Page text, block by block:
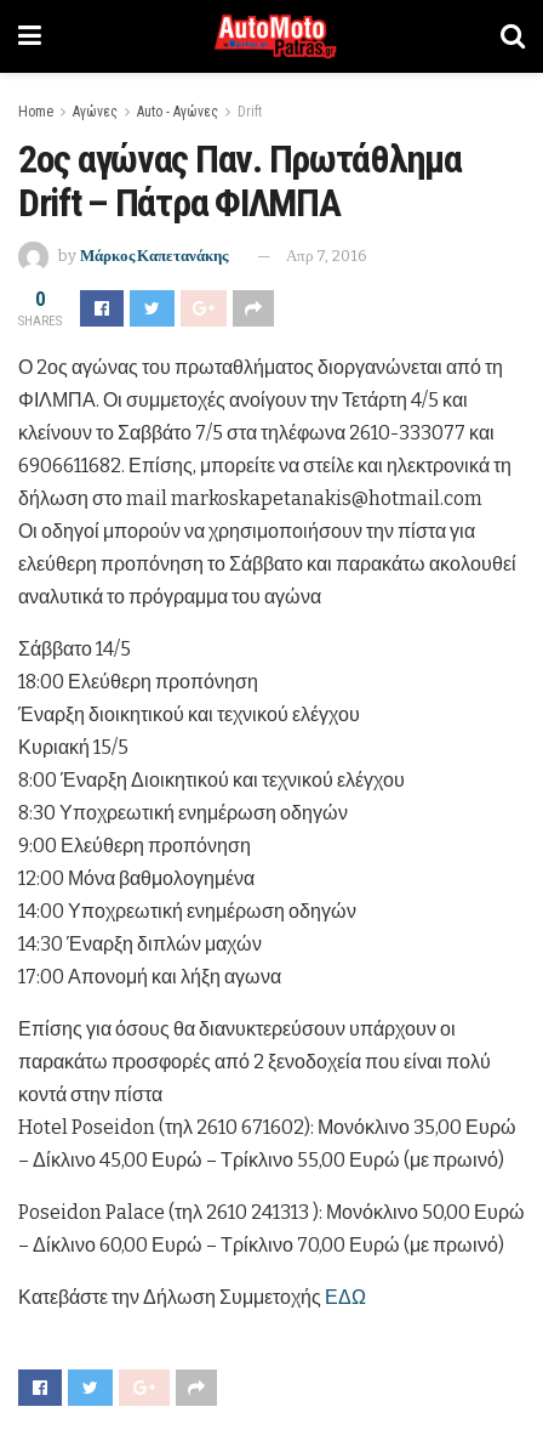
Home Αγώνες Auto - Αγώνες Drift
2ος αγώνας Παν. Πρωτάθλημα
Drift – Πάτρα ΦΙΛΜΠΑ
by Μάρκος Καπετανάκης Απρ 7, 2016
0
SHARES
Ο 2ος αγώνας του πρωταθλήματος διοργανώνεται από τη
ΦΙΛΜΠΑ. Οι συμμετοχές ανοίγουν την Τετάρτη 4/5 και
κλείνουν το Σαββάτο 7/5 στα τηλέφωνα 2610-333077 και
6906611682. Επίσης, μπορείτε να στείλε και ηλεκτρονικά τη
δήλωση στο mail markoskapetanakis@hotmail.com
Οι οδηγοί μπορούν να χρησιμοποιήσουν την πίστα για
ελεύθερη προπόνηση το Σάββατο και παρακάτω ακολουθεί
αναλυτικά το πρόγραμμα του αγώνα
Σάββατο 14/5
18:00 Ελεύθερη προπόνηση
Έναρξη διοικητικού και τεχνικού ελέγχου
Κυριακή 15/5
8:00 Έναρξη Διοικητικού και τεχνικού ελέγχου
8:30 Υποχρεωτική ενημέρωση οδηγών
9:00 Ελεύθερη προπόνηση
12:00 Μόνα βαθμολογημένα
14:00 Υποχρεωτική ενημέρωση οδηγών
14:30 Έναρξη διπλών μαχών
17:00 Απονομή και λήξη αγωνα
Επίσης για όσους θα διανυκτερεύσουν υπάρχουν οι
παρακάτω προσφορές από 2 ξενοδοχεία που είναι πολύ
κοντά στην πίστα
Hotel Poseidon (τηλ 2610 671602): Μονόκλινο 35,00 Ευρώ
– Δίκλινο 45,00 Ευρώ – Τρίκλινο 55,00 Ευρώ (με πρωινό)
Poseidon Palace (τηλ 2610 241313 ): Μονόκλινο 50,00 Ευρώ
– Δίκλινο 60,00 Ευρώ – Τρίκλινο 70,00 Ευρώ (με πρωινό)
Κατεβάστε την Δήλωση Συμμετοχής ΕΔΩ